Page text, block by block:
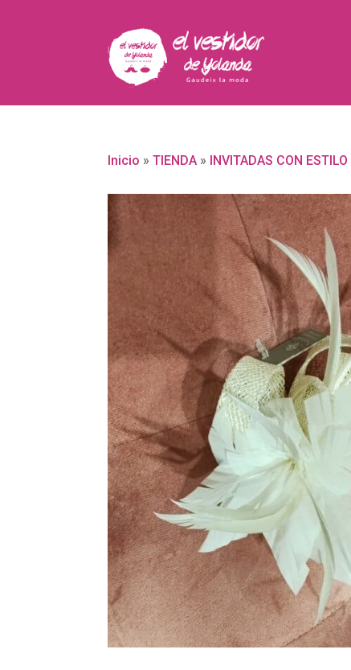
Inicio »TIENDA » INVITADAS CON ESTILO